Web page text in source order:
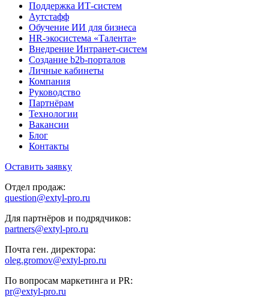
Поддержка ИТ-систем
Аутстафф
Обучение ИИ для бизнеса
HR-экосистема «Талента»
Внедрение Интранет-систем
Создание b2b-порталов
Личные кабинеты
Компания
Руководство
Партнёрам
Технологии
Вакансии
Блог
Контакты
Оставить заявку
Отдел продаж:
question@extyl-pro.ru
Для партнёров и подрядчиков:
partners@extyl-pro.ru
Почта ген. директора:
oleg.gromov@extyl-pro.ru
По вопросам маркетинга и PR:
pr@extyl-pro.ru